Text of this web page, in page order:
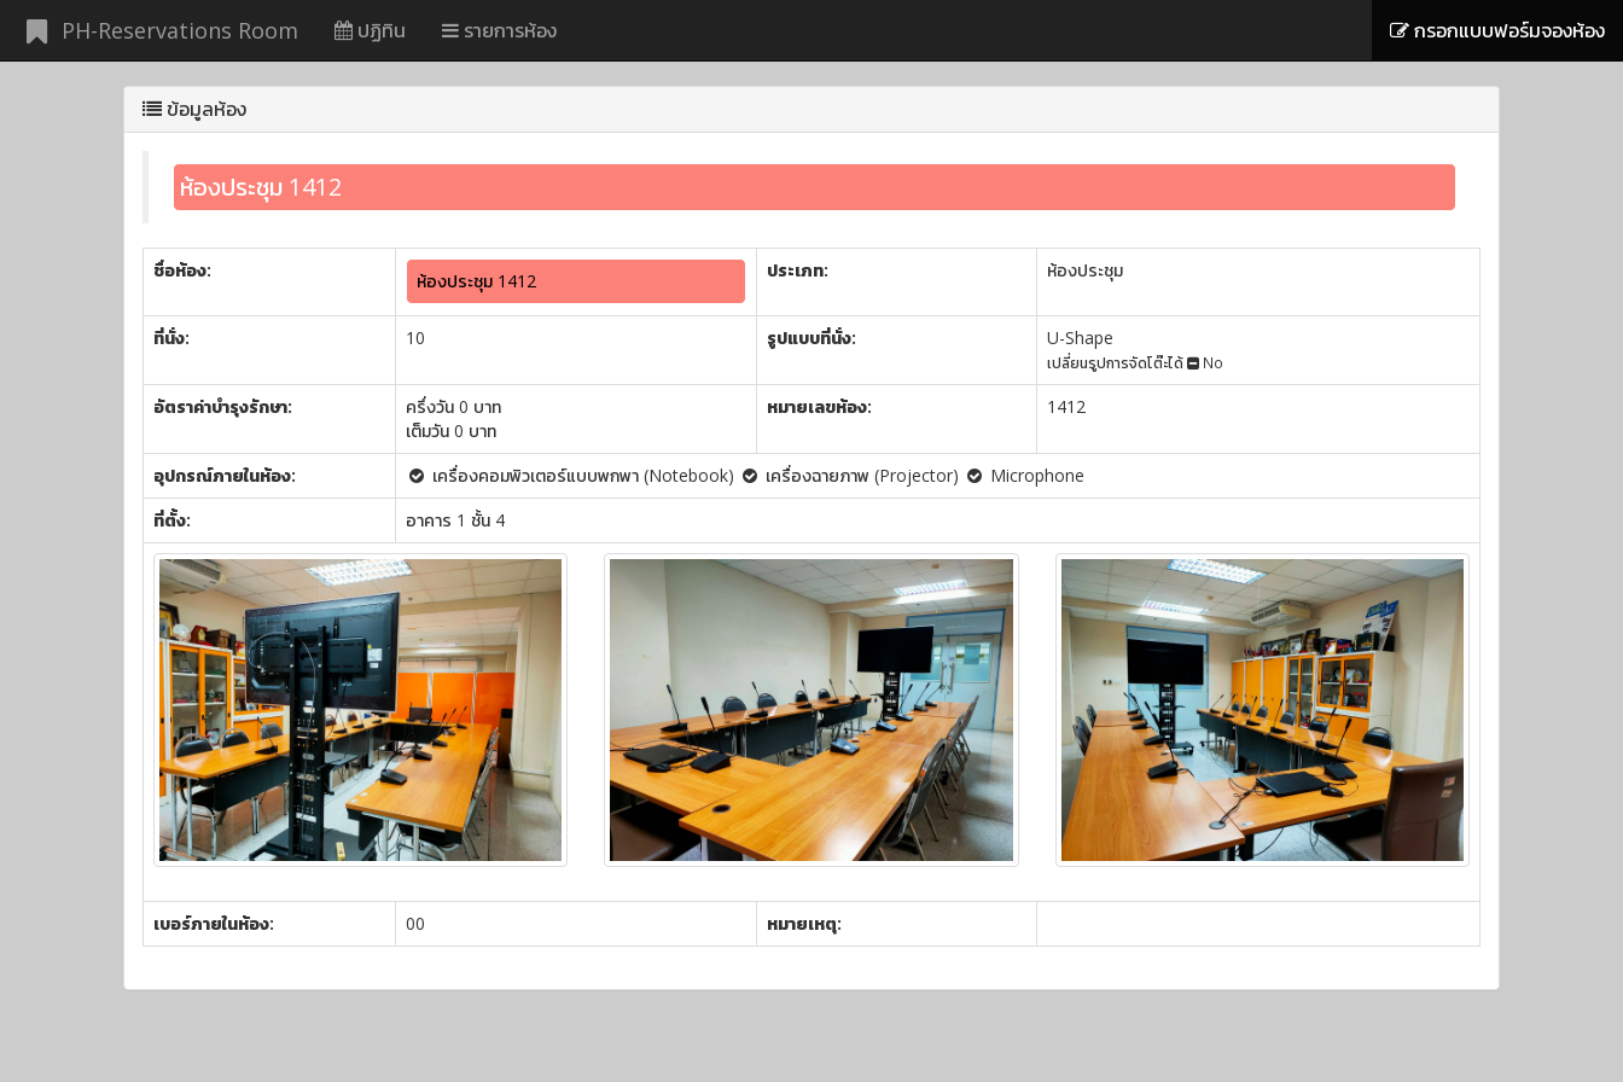
PH-Reservations Room ปฏิทิน รายการห้อง กรอกแบบฟอร์มจองห้อง
ข้อมูลห้อง
ห้องประชุม 1412
ชื่อห้อง: ห้องประชุม 1412 ประเภท: ห้องประชุม
ที่นั่ง: 10 รูปแบบที่นั่ง: U-Shape
เปลี่ยนรูปการจัดโต๊ะได้ No
อัตราค่าบำรุงรักษา:
ครึ่งวัน 0 บาท
เต็มวัน 0 บาท
หมายเลขห้อง: 1412
อุปกรณ์ภายในห้อง: เครื่องคอมพิวเตอร์แบบพกพา (Notebook) เครื่องฉายภาพ (Projector)
Microphone
ที่ตั้ง:
อาคาร 1 ชั้น 4
เบอร์ภายในห้อง: 00 หมายเหตุ: